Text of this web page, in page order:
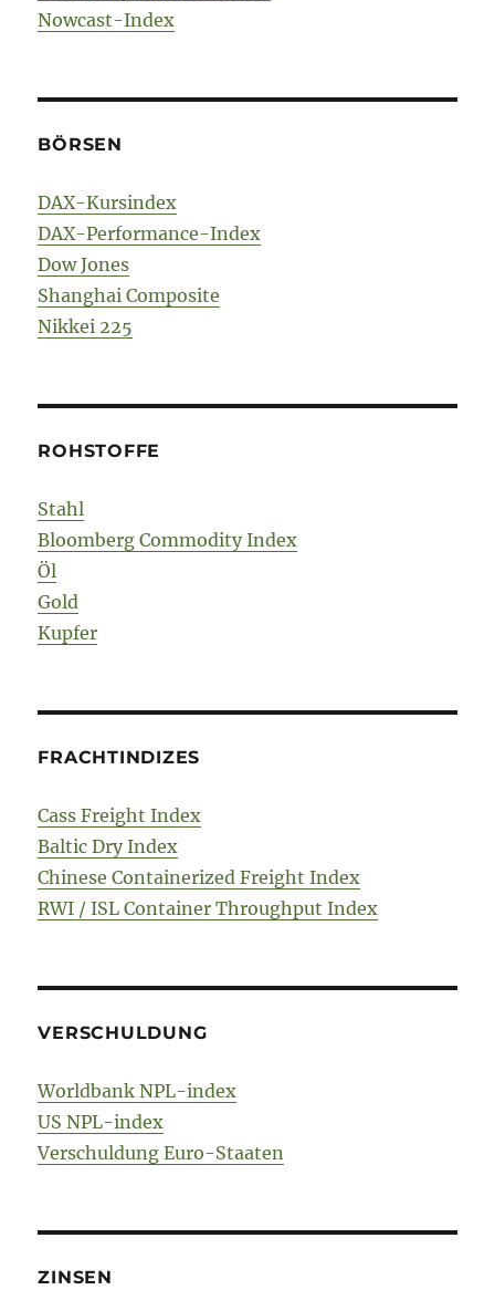
Nowcast-Index
BÖRSEN
DAX-Kursindex
DAX-Performance-Index
Dow Jones
Shanghai Composite
Nikkei 225
ROHSTOFFE
Stahl
Bloomberg Commodity Index
Öl
Gold
Kupfer
FRACHTINDIZES
Cass Freight Index
Baltic Dry Index
Chinese Containerized Freight Index
RWI / ISL Container Throughput Index
VERSCHULDUNG
Worldbank NPL-index
US NPL-index
Verschuldung Euro-Staaten
ZINSEN